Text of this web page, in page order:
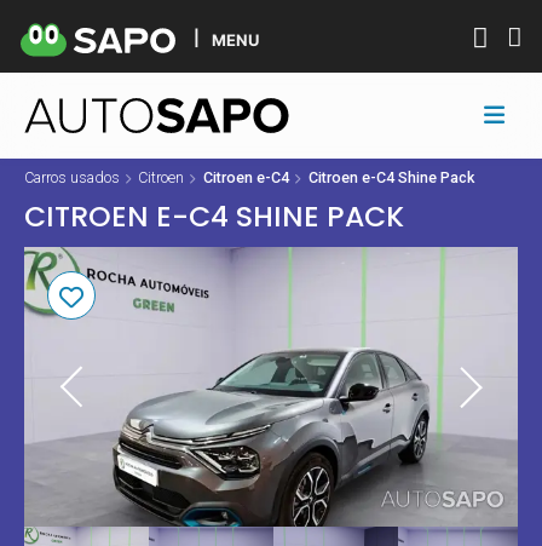
MENU
Carros usados Citroen Citroen e-C4 Citroen e-C4 Shine Pack
CITROEN E-C4 SHINE PACK